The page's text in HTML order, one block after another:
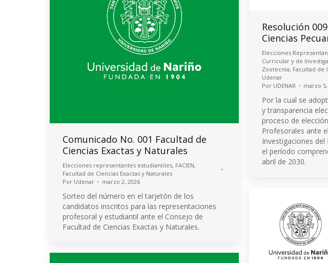
Resolución
Ciencias
Elecciones
Curricular y de
Zootecnia, Facultad de
Udenar
Por UDENAR marzo
Por la cual se
y transparencia
proceso de
Profesorales ante
Investigaciones
el período
abril de 2030.
Comunicado No. 001 Facultad de
Ciencias Exactas y Naturales
Elecciones representantes estudiantiles, FACIEN,
Facultad de Ciencias Exactas y Naturales
Por Udenar marzo 2, 2026
Sorteo del número en el tarjetón de los
candidatos inscritos para las representaciones
profesoral y estudiantil ante el Consejo de
Facultad de Ciencias Exactas y Naturales.